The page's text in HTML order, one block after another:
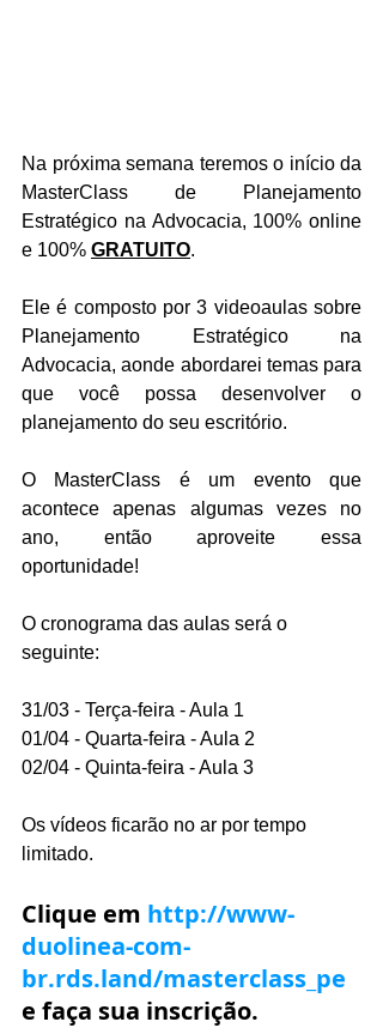
Na próxima semana teremos o início da
MasterClass de Planejamento
Estratégico na Advocacia, 100% online
e 100% GRATUITO.
Ele é composto por 3 videoaulas sobre
Planejamento Estratégico na
Advocacia, aonde abordarei temas para
que você possa desenvolver o
planejamento do seu escritório.
O MasterClass é um evento que
acontece apenas algumas vezes no
ano, então aproveite essa
oportunidade!
O cronograma das aulas será o
seguinte:
31/03 - Terça-feira - Aula 1
01/04 - Quarta-feira - Aula 2
02/04 - Quinta-feira - Aula 3
Os vídeos ficarão no ar por tempo
limitado.
Clique em http://www-
duolinea-com-
br.rds.land/masterclass_pe
e faça sua inscrição.